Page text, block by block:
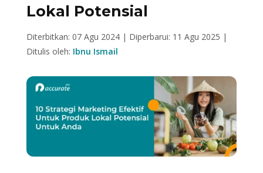
Lokal Potensial
Diterbitkan: 07 Agu 2024 | Diperbarui: 11 Agu 2025 |
Ditulis oleh: Ibnu Ismail